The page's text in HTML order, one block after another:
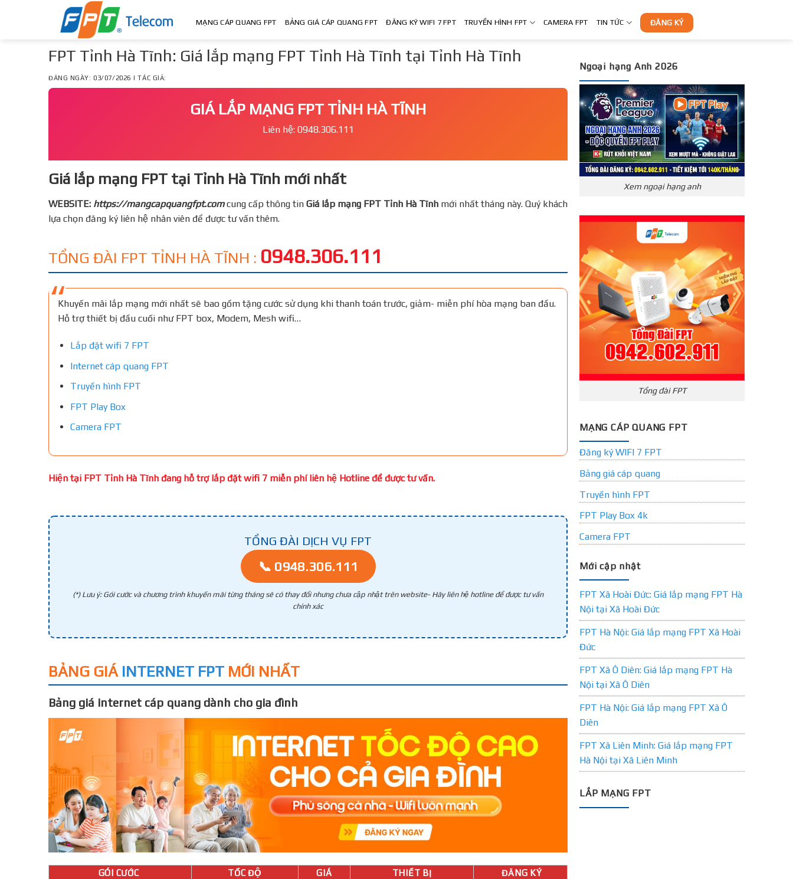
MẠNG CÁP QUANG FPT BẢNG GIÁ CÁP QUANG FPT ĐĂNG KÝ WIFI 7 FPT TRUYỀN HÌNH FPT CAMERA FPT TIN TỨC ĐĂNG KÝ
FPT Tỉnh Hà Tĩnh: Giá lắp mạng FPT Tỉnh Hà Tĩnh tại Tỉnh Hà Tĩnh
ĐĂNG NGÀY: 03/07/2026 | TÁC GIẢ:
GIÁ LẮP MẠNG FPT TỈNH HÀ TĨNH
Liên hệ: 0948.306.111
Giá lắp mạng FPT tại Tỉnh Hà Tĩnh mới nhất
WEBSITE: https://mangcapquangfpt.comcung cấp thông tin Giá lắp mạng FPT Tỉnh Hà Tĩnh mới nhất tháng này. Quý khách
lựa chọn đăng ký liên hệ nhân viên để được tư vấn thêm.
TỔNG ĐÀI FPT TỈNH HÀ TĨNH : 0948.306.111
Khuyến mãi lắp mạng mới nhất sẽ bao gồm tặng cước sử dụng khi thanh toán trước, giảm- miễn phí hòa mạng ban đầu.
Hỗ trợ thiết bị đầu cuối như FPT box, Modem, Mesh wifi…
Lắp đặt wifi 7 FPT
Internet cáp quang FPT
Truyền hình FPT
FPT Play Box
Camera FPT
Hiện tại FPT Tỉnh Hà Tĩnh đang hỗ trợ lắp đặt wifi 7 miễn phí liên hệ Hotline để được tư vấn.
TỔNG ĐÀI DỊCH VỤ FPT
📞 0948.306.111
(*) Lưu ý: Gói cước và chương trình khuyến mãi từng tháng sẽ có thay đổi nhưng chưa cập nhật trên website- Hãy liên hệ hotline để được tư vấn
chính xác
BẢNG GIÁ INTERNET FPT MỚI NHẤT
Bảng giá internet cáp quang dành cho gia đình
GÓI CƯỚC TỐC ĐỘ GIÁ THIẾT BỊ ĐĂNG KÝ
Ngoại hạng Anh 2026
Xem ngoại hạng anh
Tổng đài FPT
MẠNG CÁP QUANG FPT
Đăng ký WIFI 7 FPT
Bảng giá cáp quang
Truyền hình FPT
FPT Play Box 4k
Camera FPT
Mới cập nhật
FPT Xã Hoài Đức: Giá lắp mạng FPT Hà
Nội tại Xã Hoài Đức
FPT Hà Nội: Giá lắp mạng FPT Xã Hoài
Đức
FPT Xã Ô Diên: Giá lắp mạng FPT Hà
Nội tại Xã Ô Diên
FPT Hà Nội: Giá lắp mạng FPT Xã Ô
Diên
FPT Xã Liên Minh: Giá lắp mạng FPT
Hà Nội tại Xã Liên Minh
LẮP MẠNG FPT